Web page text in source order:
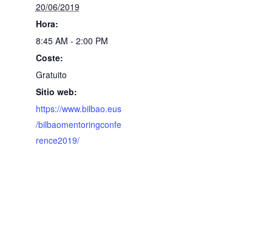
20/06/2019
Hora:
8:45 AM - 2:00 PM
Coste:
Gratuito
Sitio web:
https://www.bilbao.eus
/bilbaomentoringconfe
rence2019/